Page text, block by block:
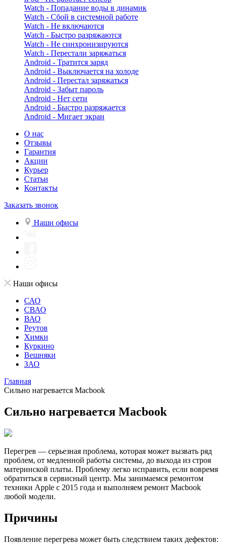
Watch - Попадание воды в динамик
Watch - Сбой в системной работе
Watch - Не включаются
Watch - Быстро разряжаются
Watch - Не синхронизируются
Watch - Перестали заряжаться
Android - Тратится заряд
Android - Выключается на холоде
Android - Перестал заряжаться
Android - Забыт пароль
Android - Нет сети
Android - Быстро разряжается
Android - Мигает экран
О нас
Отзывы
Гарантия
Акции
Курьер
Статьи
Контакты
Заказать звонок
Наши офисы
Наши офисы
САО
СВАО
ВАО
Реутов
Химки
Куркино
Вешняки
ЗАО
Главная
Сильно нагревается Macbook
Сильно нагревается Macbook
Перегрев — серьезная проблема, которая может вызвать ряд
проблем, от медленной работы системы, до выхода из строя
материнской платы. Проблему легко исправить, если вовремя
обратиться в сервисный центр. Мы занимаемся ремонтом
техники Apple c 2015 года и выполняем ремонт Macbook
любой модели.
Причины
Появление перегрева может быть следствием таких дефектов: